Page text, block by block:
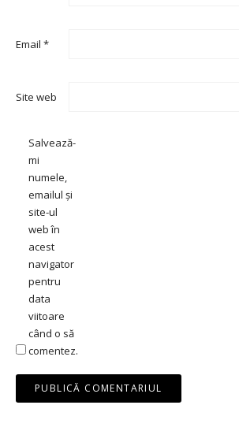
Email *
Site web
Salvează-
mi
numele,
emailul și
site-ul
web în
acest
navigator
pentru
data
viitoare
când o să
comentez.